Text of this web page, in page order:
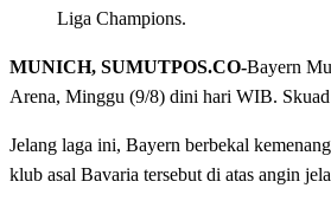
Liga Champions.
MUNICH, SUMUTPOS.CO-Bayern
Arena, Minggu (9/8) dini hari WIB.
Jelang laga ini, Bayern berbekal
klub asal Bavaria tersebut di atas angin